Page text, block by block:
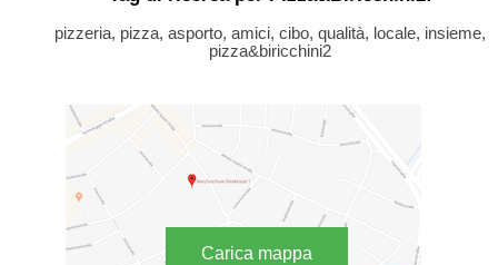
pizzeria, pizza, asporto, amici, cibo, qualità, locale, insieme,
pizza&biricchini2
Carica mappa